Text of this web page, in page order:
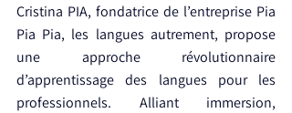
Cristina PIA, fondatrice de l’entreprise Pia
Pia Pia, les langues autrement, propose
une approche révolutionnaire
d’apprentissage des langues pour les
professionnels. Alliant immersion,